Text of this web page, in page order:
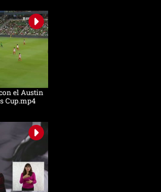
el Austin
Cup.mp4